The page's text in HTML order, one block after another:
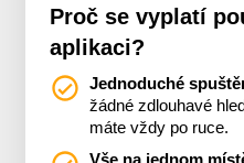
Proč se vyplatí
aplikaci?
Jednoduché
žádné zdlouhavé
máte vždy po ruce.
Vše na jednom